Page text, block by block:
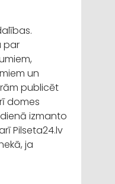
par
un
publicēt
domes
izmanto
Pilseta24.lv
ja